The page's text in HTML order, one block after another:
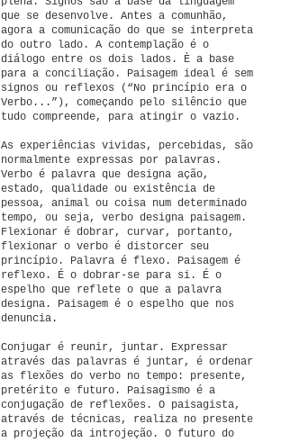
que se desenvolve. Antes a comunhão,
agora a comunicação do que se interpreta
do outro lado. A contemplação é o
diálogo entre os dois lados. È a base
para a conciliação. Paisagem ideal é sem
signos ou reflexos (“No princípio era o
Verbo...”), começando pelo silêncio que
tudo compreende, para atingir o vazio.
As experiências vividas, percebidas, são
normalmente expressas por palavras.
Verbo é palavra que designa ação,
estado, qualidade ou existência de
pessoa, animal ou coisa num determinado
tempo, ou seja, verbo designa paisagem.
Flexionar é dobrar, curvar, portanto,
flexionar o verbo é distorcer seu
princípio. Palavra é flexo. Paisagem é
reflexo. É o dobrar-se para si. É o
espelho que reflete o que a palavra
designa. Paisagem é o espelho que nos
denuncia.
Conjugar é reunir, juntar. Expressar
através das palavras é juntar, é ordenar
as flexões do verbo no tempo: presente,
pretérito e futuro. Paisagismo é a
conjugação de reflexões. O paisagista,
através de técnicas, realiza no presente
a projeção da introjeção. O futuro do